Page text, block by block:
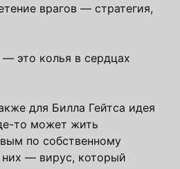
врагов — стратегия,
это колья в сердцах
для Билла Гейтса идея
то может жить
по собственному
— вирус, который